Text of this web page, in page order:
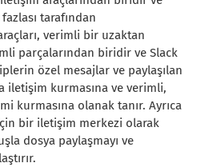
tarafından
verimli bir uzaktan
parçalarından biridir ve Slack
özel mesajlar ve paylaşılan
iletişim kurmasına ve verimli,
kurmasına olanak tanır. Ayrıca
bir iletişim merkezi olarak
dosya paylaşmayı ve